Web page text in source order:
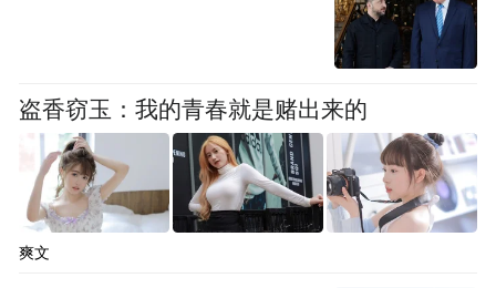
盗香窃玉：我的青春就是赌出来的
爽文